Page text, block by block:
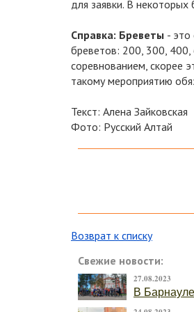
для заявки. В некоторых
Справка: Бреветы - это
бреветов: 200, 300, 400,
соревнованием, скорее
такому мероприятию
Текст: Алена Зайковская
Фото: Русский Алтай
Возврат к списку
Свежие новости:
27.08.2023
В